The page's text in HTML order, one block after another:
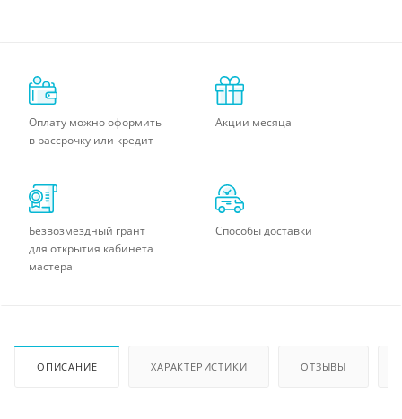
Оплату можно оформить
в рассрочку или кредит
Акции месяца
Безвозмездный грант
для открытия кабинета
мастера
Способы доставки
ОПИСАНИЕ ХАРАКТЕРИСТИКИ ОТЗЫВЫ